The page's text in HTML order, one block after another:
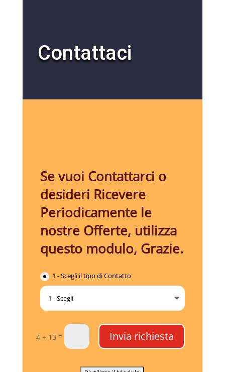
Contattaci
Se vuoi Contattarci o
desideri Ricevere
Periodicamente le
nostre Offerte, utilizza
questo modulo, Grazie.
1 - Scegli il tipo di Contatto
4 + 13 = Invia richiesta